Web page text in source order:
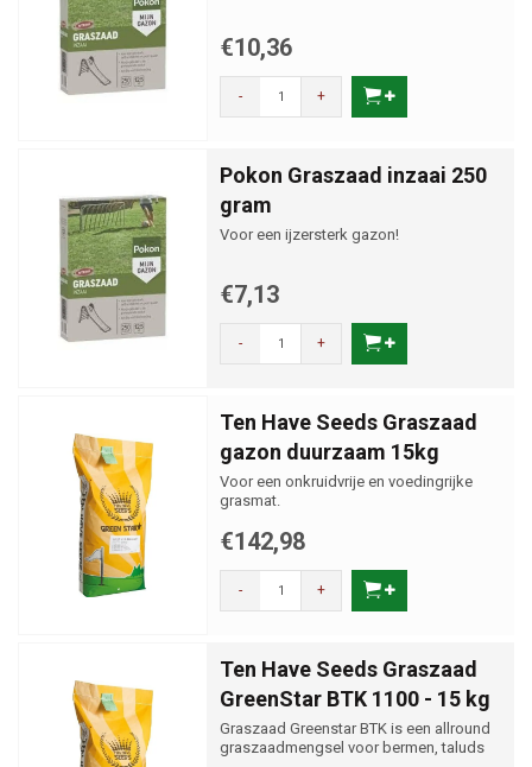
€10,36
- +
Pokon Graszaad inzaai 250
gram
Voor een ijzersterk gazon!
€7,13
- +
Ten Have Seeds Graszaad
gazon duurzaam 15kg
Voor een onkruidvrije en voedingrijke
grasmat.
€142,98
- +
Ten Have Seeds Graszaad
GreenStar BTK 1100 - 15 kg
Graszaad Greenstar BTK is een allround
graszaadmengsel voor bermen, taluds